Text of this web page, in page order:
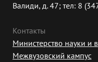
Валиди, д. 47; тел: 8
Контакты
Министерство науки и
Межвузовский кампус